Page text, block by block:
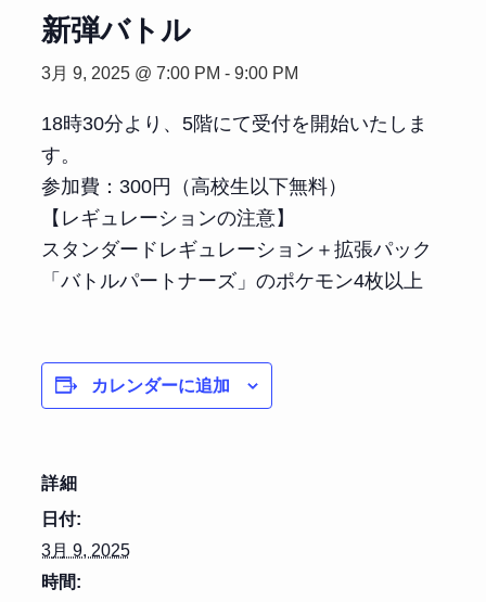
新弾バトル
3月 9, 2025 @ 7:00 PM - 9:00 PM
18時30分より、5階にて受付を開始いたしま
す。
参加費：300円（高校生以下無料）
【レギュレーションの注意】
スタンダードレギュレーション＋拡張パック
「バトルパートナーズ」のポケモン4枚以上
カレンダーに追加
詳細
日付:
3月 9, 2025
時間: